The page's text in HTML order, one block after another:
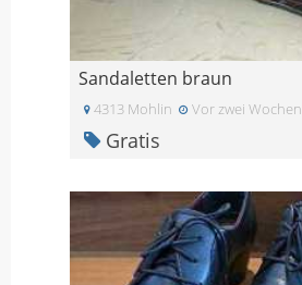
Sandaletten braun
4313 Mohlin Vor zwei Wochen
Gratis